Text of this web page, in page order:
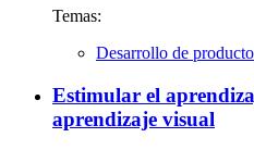
Temas:
Desarrollo de
Estimular el
aprendizaje visual